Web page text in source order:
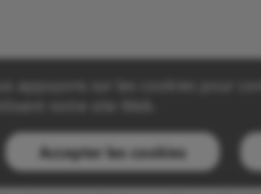
Accepter les cookies